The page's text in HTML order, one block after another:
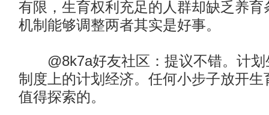
有限，生育权利充足的人群却缺乏养育
机制能够调整两者其实是好事。
@8k7a好友社区：提议不错。计划
制度上的计划经济。任何小步子放开生
值得探索的。